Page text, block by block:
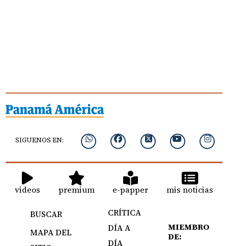
SIGUENOS EN:
videos premium e-papper mis noticias
BUSCAR
MAPA DEL
CRÍTICA
DÍA A
DÍA
MIEMBRO
DE: